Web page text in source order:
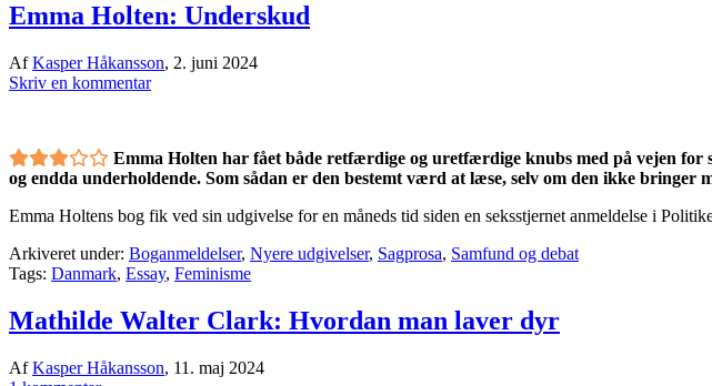
Emma Holten: Underskud
AfKasper Håkansson, 2. juni 2024
Skriv en kommentar
Emma Holten har fået både retfærdige og uretfærdige knubs med på vejen
og endda underholdende. Som sådan er den bestemt værd at læse, selv om den ikke bringer
Emma Holtens bog fik ved sin udgivelse for en måneds tid siden en seksstjernet anmeldelse i
Arkiveret under: Boganmeldelser, Nyere udgivelser, Sagprosa, Samfund og debat
Tags: Danmark, Essay, Feminisme
Mathilde Walter Clark: Hvordan man laver dyr
AfKasper Håkansson, 11. maj 2024